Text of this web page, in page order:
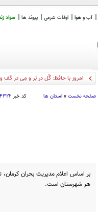
آب و هوا اوقات شرعی پیوند ها سواد
امروز با حافظ: گُل در بَر و مِی در
صفحه نخست » استان ها کد خبر
بر اساس اعلام مدیریت بحران کرمان،
هر شهرستان است.